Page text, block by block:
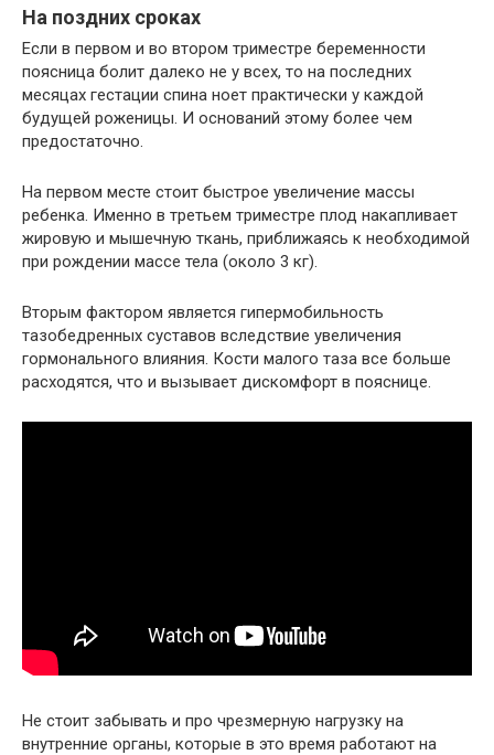
На поздних сроках
Если в первом и во втором триместре беременности
поясница болит далеко не у всех, то на последних
месяцах гестации спина ноет практически у каждой
будущей роженицы. И оснований этому более чем
предостаточно.
На первом месте стоит быстрое увеличение массы
ребенка. Именно в третьем триместре плод накапливает
жировую и мышечную ткань, приближаясь к необходимой
при рождении массе тела (около 3 кг).
Вторым фактором является гипермобильность
тазобедренных суставов вследствие увеличения
гормонального влияния. Кости малого таза все больше
расходятся, что и вызывает дискомфорт в пояснице.
Не стоит забывать и про чрезмерную нагрузку на
внутренние органы, которые в это время работают на